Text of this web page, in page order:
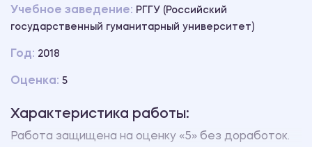
Учебное заведение: РГГУ (Российский
государственный гуманитарный университет)
Год: 2018
Оценка: 5
Характеристика работы:
Работа защищена на оценку «5» без доработок.